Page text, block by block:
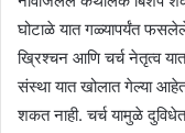
घोटाळे यात गळ्यापर्यंत
ख्रिश्चन आणि चर्च नेतृत्व
संस्था यात खोलात गेल्या
शकत नाही. चर्च यामुळे